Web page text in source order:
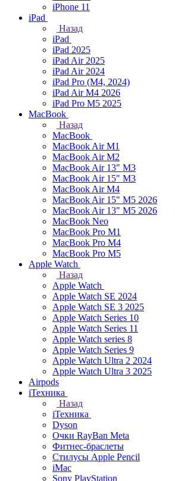
iPhone 11
iPad
Назад
iPad
iPad 2025
iPad Air 2025
iPad Air 2024
iPad Pro (M4, 2024)
iPad Air M4 2026
iPad Pro M5 2025
MacBook
Назад
MacBook
MacBook Air M1
MacBook Air M2
MacBook Air 13" M3
MacBook Air 15" M3
MacBook Air M4
MacBook Air 15" М5 2026
MacBook Air 13" М5 2026
MacBook Neo
MacBook Pro M1
MacBook Pro M4
MacBook Pro M5
Apple Watch
Назад
Apple Watch
Apple Watch SE 2024
Apple Watch SE 3 2025
Apple Watch Series 10
Apple Watch Series 11
Apple Watch series 8
Apple Watch Series 9
Apple Watch Ultra 2 2024
Apple Watch Ultra 3 2025
Airpods
iТехника
Назад
iТехника
Dyson
Очки RayBan Meta
Фитнес-браслеты
Стилусы Apple Pencil
iMac
Sony PlayStation